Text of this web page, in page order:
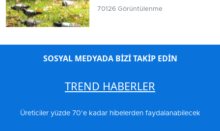
70126 Görüntülenme
SOSYAL MEDYADA BİZİ TAKİP EDİN
TREND HABERLER
Üreticiler yüzde 70’e kadar hibelerden faydalanabilecek